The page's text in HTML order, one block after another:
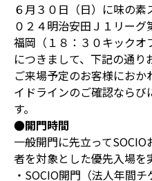
６月３０日（日）に味の
０２４明治安田Ｊ１リー
福岡（１８：３０キック
につきまして、下記の通り
ご来場予定のお客様にお
イドラインのご確認なら
す。
●開門時間
一般開門に先立って
者を対象とした優先入場を
・SOCIO開門（法人年間